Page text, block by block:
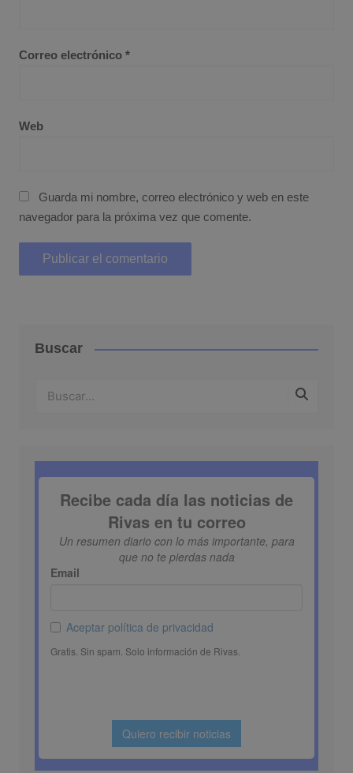
Correo electrónico *
Web
Guarda mi nombre, correo electrónico y web en este
navegador para la próxima vez que comente.
Buscar